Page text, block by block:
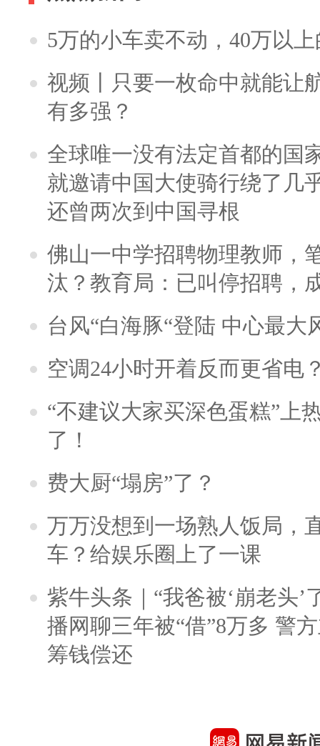
5万的小车卖不动，40万以
视频丨只要一枚命中就能让
有多强？
全球唯一没有法定首都的国
就邀请中国大使骑行绕了几
还曾两次到中国寻根
佛山一中学招聘物理教师，
汰？教育局：已叫停招聘，
台风“白海豚“登陆 中心最大
空调24小时开着反而更省电
“不建议大家买深色蛋糕”上
了！
费大厨“塌房”了？
万万没想到一场熟人饭局，
车？给娱乐圈上了一课
紫牛头条｜“我爸被‘崩老头’
播网聊三年被“借”8万多 警
筹钱偿还